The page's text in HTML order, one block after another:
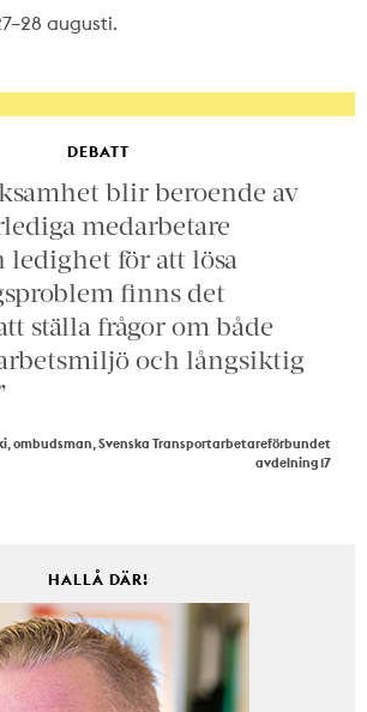
augusti.
DEBATT
blir beroende av
medarbetare
ledighet för att lösa
finns det
ställa frågor om både
och långsiktig
ombudsman, Svenska Transportarbetareförbundet
avdelning 17
HALLÅ DÄR!